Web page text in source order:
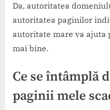
Da, autoritatea
autoritatea paginilor
autoritate mare va ajuta
mai bine.
Ce se întâmplă
paginii mele